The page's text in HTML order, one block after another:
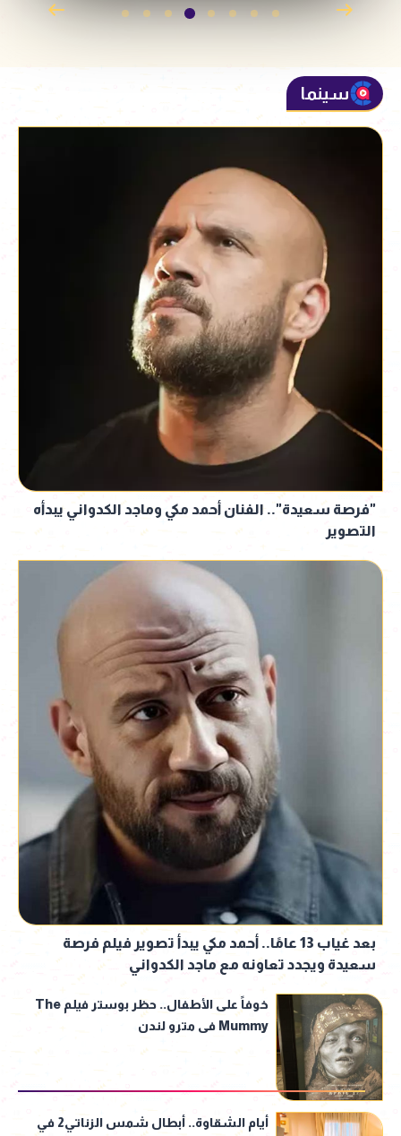
سينما
"فرصة سعيدة".. الفنان أحمد مكي وماجد الكدواني يبدأه
التصوير
بعد غياب 13 عامًا.. أحمد مكي يبدأ تصوير فيلم فرصة
سعيدة ويجدد تعاونه مع ماجد الكدواني
خوفاً على الأطفال.. حظر بوستر فيلم The
Mummy فى مترو لندن
أيام الشقاوة.. أبطال شمس الزناتي2 في